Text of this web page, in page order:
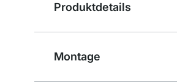
Produktdetails
Montage